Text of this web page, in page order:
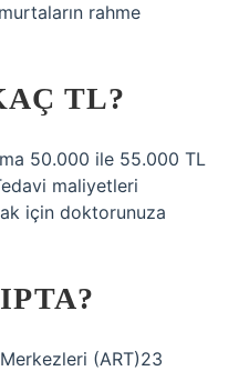
rahme
TL?
50.000 ile 55.000 TL
maliyetleri
için doktorunuza
(ART)23